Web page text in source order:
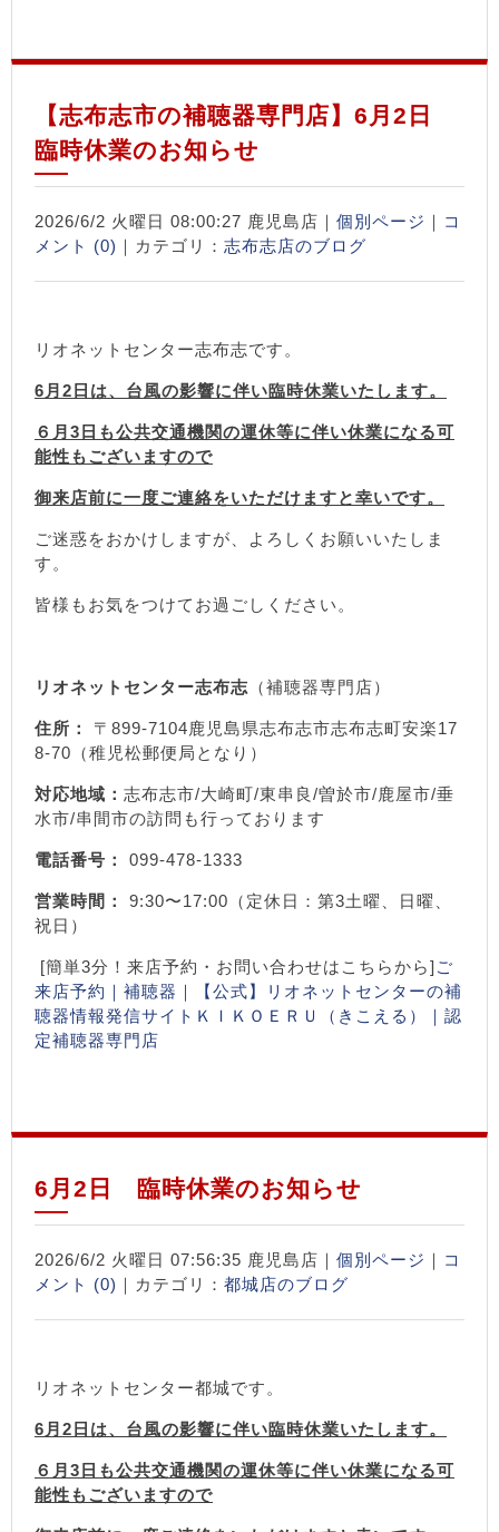
【志布志市の補聴器専門店】6月2日
臨時休業のお知らせ
2026/6/2 火曜日 08:00:27 鹿児島店｜ 個別ページ ｜ コ
メント (0) ｜カテゴリ： 志布志店のブログ
リオネットセンター志布志です。
6月2日は、台風の影響に伴い臨時休業いたします。
６月3日も公共交通機関の運休等に伴い休業になる可
能性もございますので
御来店前に一度ご連絡をいただけますと幸いです。
ご迷惑をおかけしますが、よろしくお願いいたしま
す。
皆様もお気をつけてお過ごしください。
リオネットセンター志布志 （補聴器専門店）
住所：
〒899-7104鹿児島県志布志市志布志町安楽17
8-70（稚児松郵便局となり）
対応地域： 志布志市/大崎町/東串良/曽於市/鹿屋市/垂
水市/串間市の訪問も行っております
電話番号： 099-478-1333
営業時間：
9:30〜17:00（定休日：第3土曜、日曜、
祝日）
[簡単3分！来店予約・お問い合わせはこちらから] ご
来店予約｜補聴器｜【公式】リオネットセンターの補
聴器情報発信サイトＫＩＫＯＥＲＵ（きこえる）｜認
定補聴器専門店
6月2日 臨時休業のお知らせ
2026/6/2 火曜日 07:56:35 鹿児島店｜ 個別ページ ｜ コ
メント (0) ｜カテゴリ： 都城店のブログ
リオネットセンター都城です。
6月2日は、台風の影響に伴い臨時休業いたします。
６月3日も公共交通機関の運休等に伴い休業になる可
能性もございますので